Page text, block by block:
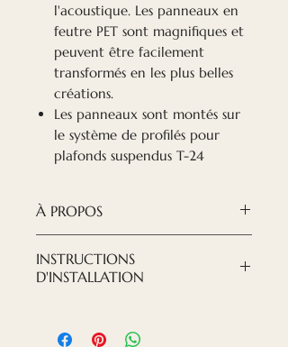
l'acoustique. Les panneaux en
feutre PET sont magnifiques et
peuvent être facilement
transformés en les plus belles
créations.
Les panneaux sont montés sur
le système de profilés pour
plafonds suspendus T-24
À PROPOS
0,3 kg
Tailles
INSTRUCTIONS
D'INSTALLATION
le système de profilés pour